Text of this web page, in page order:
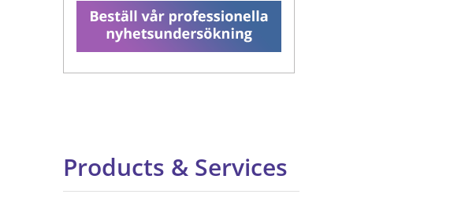
Products & Services